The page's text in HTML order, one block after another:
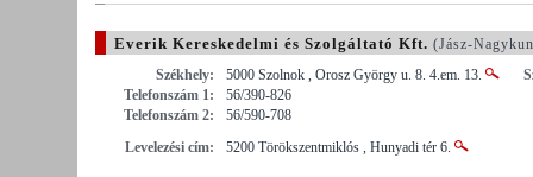
Everik Kereskedelmi és Szolgáltató Kft. (Jász-
Székhely:
5000 Szolnok , Orosz György u. 8. 4.em. 13.
Telefonszám 1:
56/390-826
Telefonszám 2:
56/590-708
Levelezési cím:
5200 Törökszentmiklós , Hunyadi tér 6.